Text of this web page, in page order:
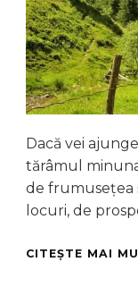
Dacă vei
tărâmul
de frumusețea
locuri, de
CITEȘTE MAI